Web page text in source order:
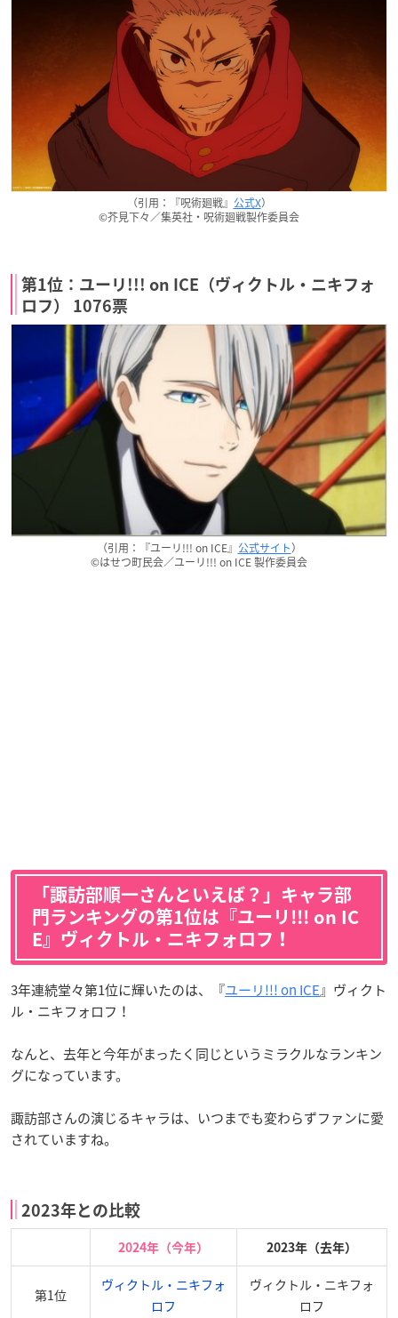
（引用：『呪術廻戦』 公式X）
©芥見下々／集英社・呪術廻戦製作委員会
第1位：ユーリ!!! on ICE（ヴィクトル・ニキフォ
ロフ） 1076票
（引用：『ユーリ!!! on ICE』 公式サイト）
©はせつ町民会／ユーリ!!! on ICE 製作委員会
「諏訪部順一さんといえば？」キャラ部
門ランキングの第1位は『ユーリ!!! on IC
E』ヴィクトル・ニキフォロフ！
3年連続堂々第1位に輝いたのは、『ユーリ!!! on ICE』ヴィクト
ル・ニキフォロフ！
なんと、去年と今年がまったく同じというミラクルなランキン
グになっています。
諏訪部さんの演じるキャラは、いつまでも変わらずファンに愛
されていますね。
2023年との比較
2024年（今年） 2023年（去年）
第1位
ヴィクトル・ニキフォ
ロフ
ヴィクトル・ニキフォ
ロフ